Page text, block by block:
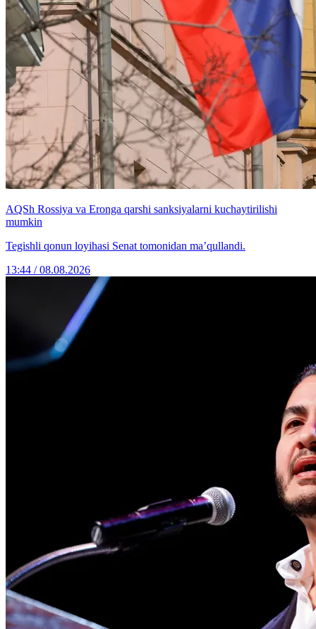
AQSh Rossiya va Eronga qarshi sanksiyalarni kuchaytirilishi
mumkin
Tegishli qonun loyihasi Senat tomonidan ma’qullandi.
13:44 / 08.08.2026